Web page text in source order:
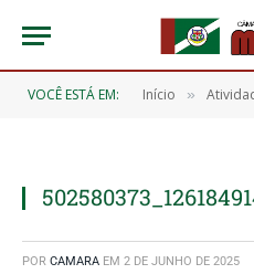
VOCÊ ESTÁ EM: Início »
POR CAMARA EM 2 DE JUNHO DE 2025